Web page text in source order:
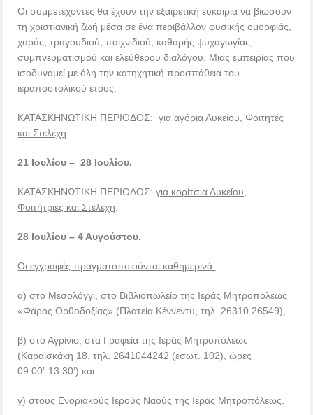
Οι συμμετέχοντες θα έχουν την εξαιρετική ευκαιρία να βιώσουν
τη χριστιανική ζωή μέσα σε ένα περιβάλλον φυσικής ομορφιάς,
χαράς, τραγουδιού, παιχνιδιού, καθαρής ψυχαγωγίας,
συμπνευματισμού και ελεύθερου διαλόγου. Μιας εμπειρίας που
ισοδυναμεί με όλη την κατηχητική προσπάθεια του
ιεραποστολικού έτους.
ΚΑΤΑΣΚΗΝΩΤΙΚΗ ΠΕΡΙΟΔΟΣ:για αγόρια Λυκείου, Φοιτητές
και Στελέχη:
21 Ιουλίου – 28 Ιουλίου,
ΚΑΤΑΣΚΗΝΩΤΙΚΗ ΠΕΡΙΟΔΟΣ:για κορίτσια Λυκείου,
Φοιτήτριες και Στελέχη:
28 Ιουλίου – 4 Αυγούστου.
Οι εγγραφές πραγματοποιούνται καθημερινά:
α) στο Μεσολόγγι, στο Βιβλιοπωλείο της Ιεράς Μητροπόλεως
«Φάρος Ορθοδοξίας» (Πλατεία Κέννεντυ, τηλ. 26310 26549),
β) στο Αγρίνιο, στα Γραφεία της Ιεράς Μητροπόλεως
(Καραϊσκάκη 18, τηλ. 2641044242 (εσωτ. 102), ώρες
09:00’-13:30’) και
γ) στους Ενοριακούς Ιερούς Ναούς της Ιεράς Μητροπόλεως.